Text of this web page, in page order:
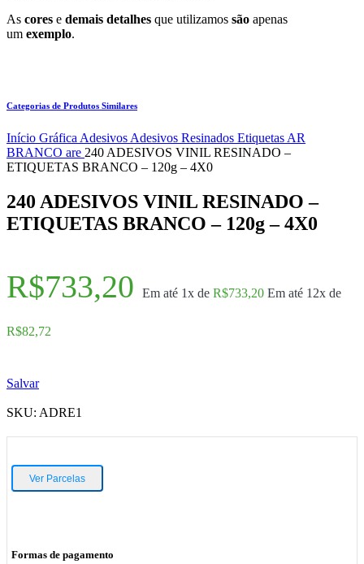
As cores e demais detalhes que utilizamos são apenas
um exemplo.
Categorias de Produtos Similares
Início Gráfica Adesivos Adesivos Resinados Etiquetas AR
BRANCO are 240 ADESIVOS VINIL RESINADO –
ETIQUETAS BRANCO – 120g – 4X0
240 ADESIVOS VINIL RESINADO –
ETIQUETAS BRANCO – 120g – 4X0
R$733,20 Em até 1x de R$733,20 Em até 12x de
R$82,72
Salvar
SKU: ADRE1
Ver Parcelas
Formas de pagamento